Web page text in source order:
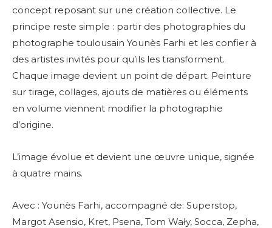
concept reposant sur une création collective. Le
principe reste simple : partir des photographies du
photographe toulousain Younès Farhi et les confier à
des artistes invités pour qu’ils les transforment.
Chaque image devient un point de départ. Peinture
sur tirage, collages, ajouts de matières ou éléments
en volume viennent modifier la photographie
d’origine.
L’image évolue et devient une œuvre unique, signée
à quatre mains.
Avec : Younès Farhi, accompagné de: Superstop,
Margot Asensio, Kret, Psena, Tom Wały, Socca, Zepha,